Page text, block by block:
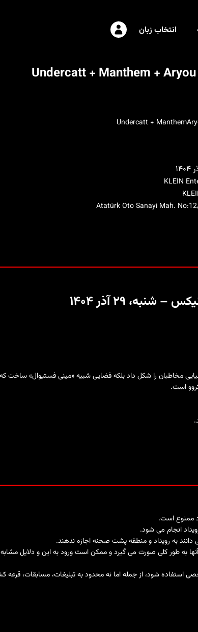
انتخاب زبان
Undercatt + Manthem +
Undercatt + Manthem
KLEIN
Atatürk Oto Sanayi Mah.
۲۹ آذر ۱۴۰۴
مخاطبان را شکل داد بلکه فضایی شبیه «مینی فستیوال»
است.
ممنوع است.
انجام می شود.
دانند به رویداد و منطقه پشت صحنه اجازه ندهند.
به طور کلی صورت می گیرد و ممکن است ورود به این و دلایل
استفاده شود، از جمله اما نه محدود به تبلیغات، مسابقات،